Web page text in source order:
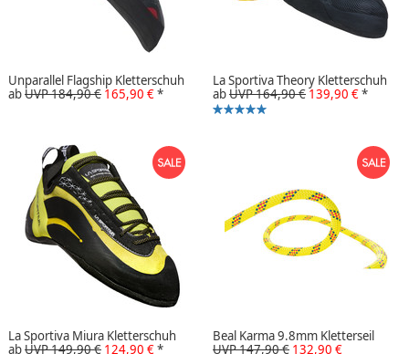
Unparallel Flagship Kletterschuh
abUVP 184,90 € 165,90 €*
La Sportiva Theory Kletterschuh
abUVP 164,90 €139,90 €*
La Sportiva Miura Kletterschuh
abUVP 149,90 € 124,90 €*
Beal Karma 9.8mm Kletterseil
UVP 147,90 € 132,90 €